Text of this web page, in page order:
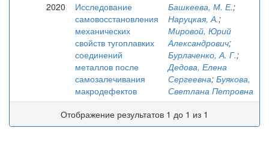
2020
Исследование
самовосстановления
механических
свойств тугоплавких
соединений
металлов после
самозалечивания
макродефектов
Башкеева, М. Е.;
Наруцкая, А.;
Мировой, Юрий
Александрович;
Бурлаченко, А. Г.;
Дедова, Елена
Сергеевна; Буякова,
Светлана Петровна
Отображение результатов 1 до 1 из 1